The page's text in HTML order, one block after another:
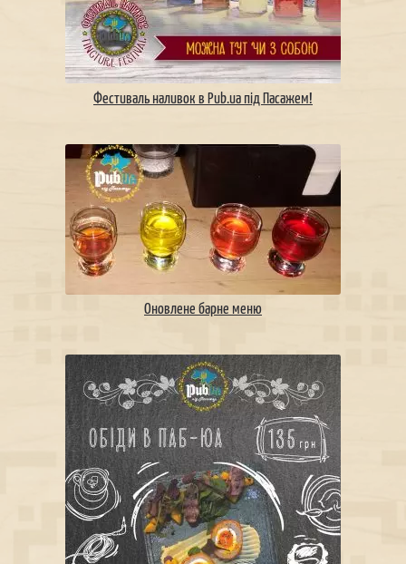
Фестиваль наливок в Pub.ua під Пасажем!
Оновлене барне меню